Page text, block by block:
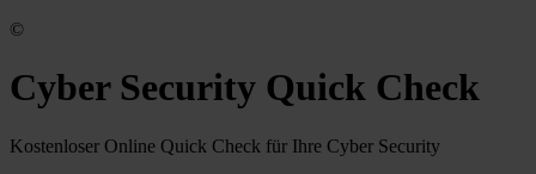
©
Cyber Security Quick Check
Kostenloser Online Quick Check für Ihre Cyber Security